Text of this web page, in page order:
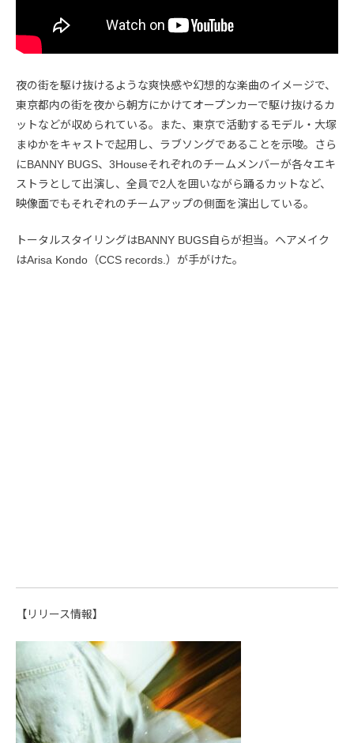
夜の街を駆け抜けるような爽快感や幻想的な楽曲のイメージで、
東京都内の街を夜から朝方にかけてオープンカーで駆け抜けるカ
ットなどが収められている。また、東京で活動するモデル・大塚
まゆかをキャストで起用し、ラブソングであることを示唆。さら
にBANNY BUGS、3Houseそれぞれのチームメンバーが各々エキ
ストラとして出演し、全員で2人を囲いながら踊るカットなど、
映像面でもそれぞれのチームアップの側面を演出している。
トータルスタイリングはBANNY BUGS自らが担当。ヘアメイク
はArisa Kondo（CCS records.）が手がけた。
【リリース情報】